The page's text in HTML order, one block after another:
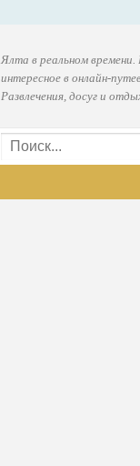
Ялта в реальном времени.
интересное в онлайн-
Развлечения, досуг и